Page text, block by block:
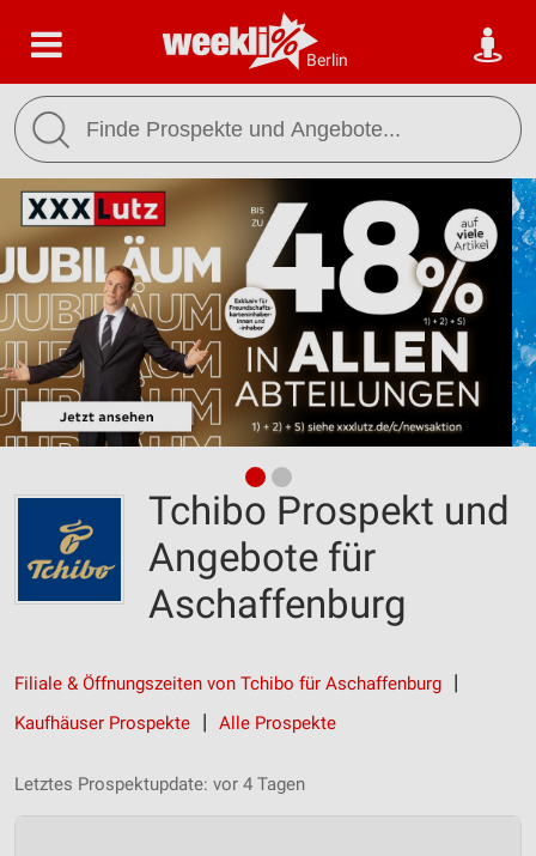
Berlin
Tchibo Prospekt und
Angebote für
Aschaffenburg
Filiale & Öffnungszeiten von Tchibo für Aschaffenburg
Kaufhäuser Prospekte
Alle Prospekte
Letztes Prospektupdate: vor 4 Tagen